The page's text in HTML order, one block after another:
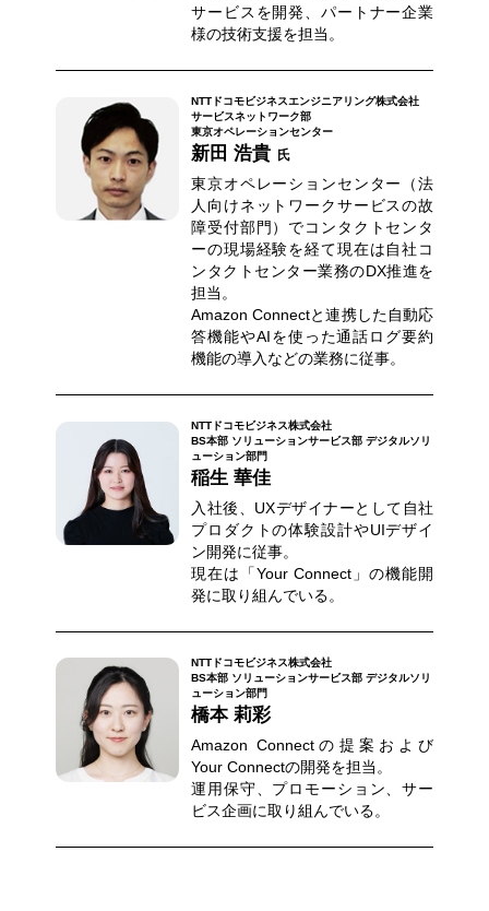
サービスを開発、パートナー企業
様の技術支援を担当。
NTTドコモビジネスエンジニアリング株式会社
サービスネットワーク部
東京オペレーションセンター
新田 浩貴 氏
東京オペレーションセンター（法
人向けネットワークサービスの故
障受付部門）でコンタクトセンタ
ーの現場経験を経て現在は自社コ
ンタクトセンター業務のDX推進を
担当。
Amazon Connectと連携した自動応
答機能やAIを使った通話ログ要約
機能の導入などの業務に従事。
NTTドコモビジネス株式会社
BS本部 ソリューションサービス部 デジタルソリ
ューション部門
稲生 華佳
入社後、UXデザイナーとして自社
プロダクトの体験設計やUIデザイ
ン開発に従事。
現在は「Your Connect」の機能開
発に取り組んでいる。
NTTドコモビジネス株式会社
BS本部 ソリューションサービス部 デジタルソリ
ューション部門
橋本 莉彩
Amazon Connectの提案および
Your Connectの開発を担当。
運用保守、プロモーション、サー
ビス企画に取り組んでいる。